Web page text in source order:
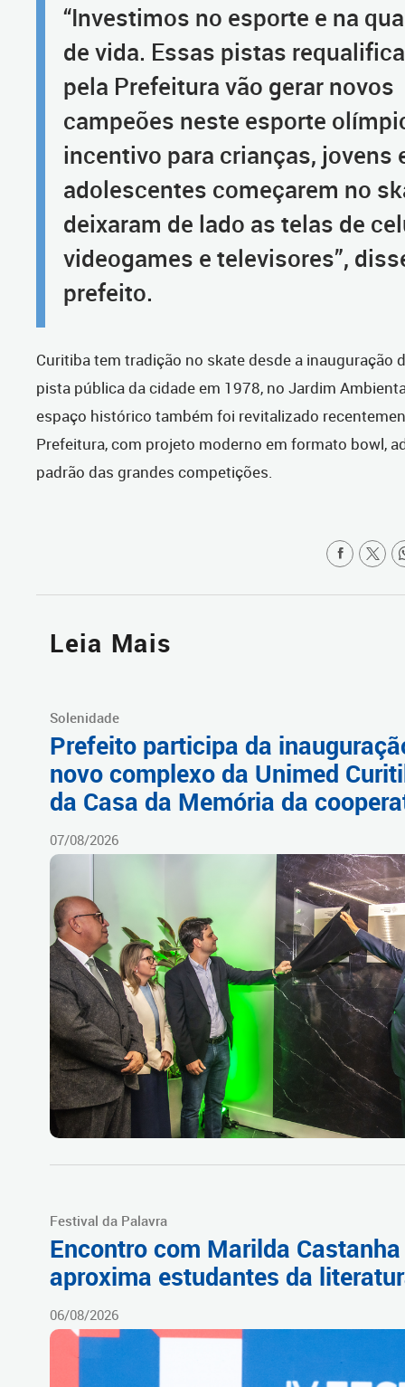
“Investimos no esporte e na
de vida. Essas pistas
pela Prefeitura vão gerar novos
campeões neste esporte
incentivo para crianças, jovens
adolescentes começarem no
deixaram de lado as telas de
videogames e televisores”,
prefeito.
Curitiba tem tradição no skate desde a inauguração
pista pública da cidade em 1978, no Jardim
espaço histórico também foi revitalizado
Prefeitura, com projeto moderno em formato bowl,
padrão das grandes competições.
Leia Mais
Solenidade
Prefeito participa da
novo complexo da Unimed
da Casa da Memória da
07/08/2026
Festival da Palavra
Encontro com Marilda Castanha
aproxima estudantes da
06/08/2026